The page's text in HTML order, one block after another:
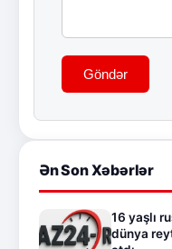
Göndər
Ən Son Xəbərlər
16 yaşlı
dünya